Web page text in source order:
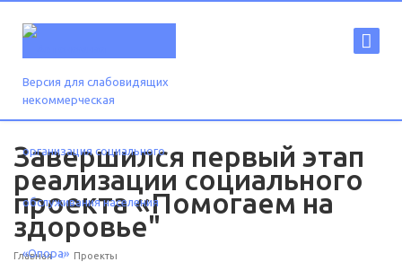
Версия для слабовидящих
Завершился первый этап
реализации социального
проекта «Помогаем на
здоровье"
Главная Проекты